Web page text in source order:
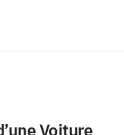
Voiture